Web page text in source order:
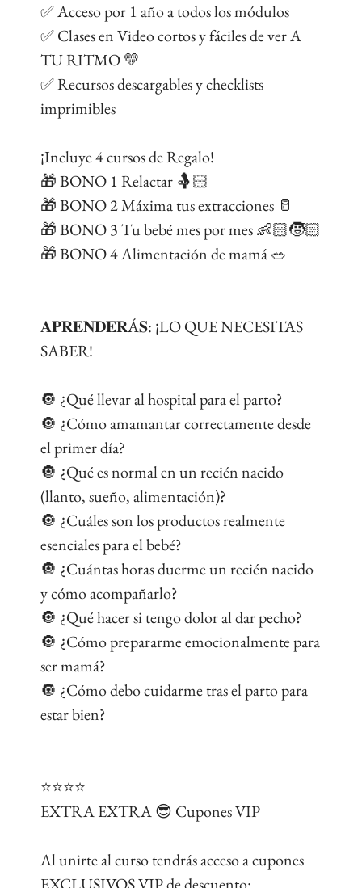
✅ Acceso por 1 año a todos los módulos
✅ Clases en Video cortos y fáciles de ver A
TU RITMO 💛
✅ Recursos descargables y checklists
imprimibles
¡Incluye 4 cursos de Regalo!
🎁 BONO 1 Relactar 🤱🏻
🎁 BONO 2 Máxima tus extracciones 🥛
🎁 BONO 3 Tu bebé mes por mes 👶🏻🧒🏻
🎁 BONO 4 Alimentación de mamá 🥗
𝐀𝐏𝐑𝐄𝐍𝐃𝐄𝐑Á𝐒: ¡LO QUE NECESITAS
SABER!
🔘 ¿Qué llevar al hospital para el parto?
🔘 ¿Cómo amamantar correctamente desde
el primer día?
🔘 ¿Qué es normal en un recién nacido
(llanto, sueño, alimentación)?
🔘 ¿Cuáles son los productos realmente
esenciales para el bebé?
🔘 ¿Cuántas horas duerme un recién nacido
y cómo acompañarlo?
🔘 ¿Qué hacer si tengo dolor al dar pecho?
🔘 ¿Cómo prepararme emocionalmente para
ser mamá?
🔘 ¿Cómo debo cuidarme tras el parto para
estar bien?
⭐️⭐️⭐️⭐️
EXTRA EXTRA 😎 Cupones VIP
Al unirte al curso tendrás acceso a cupones